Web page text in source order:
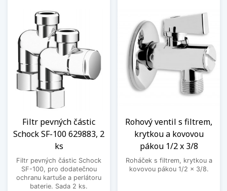
Filtr pevných částic
Schock SF-100 629883, 2
ks
Filtr pevných částic Schock
SF-100, pro dodatečnou
ochranu kartuše a perlátoru
baterie. Sada 2 ks.
Rohový ventil s filtrem,
krytkou a kovovou
pákou 1/2 x 3/8
Roháček s filtrem, krytkou a
kovovou pákou 1/2 x 3/8.